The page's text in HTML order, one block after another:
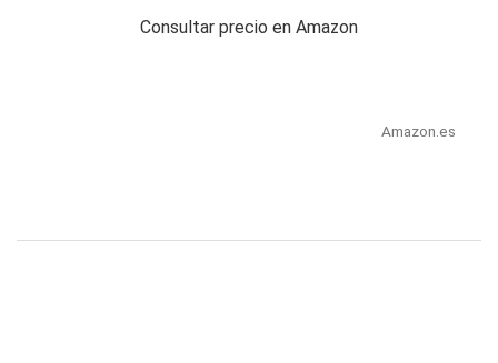
Consultar precio en Amazon
Amazon.es